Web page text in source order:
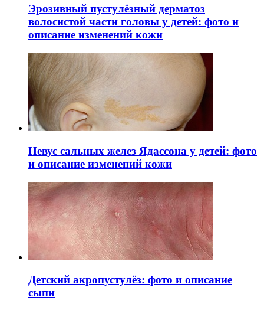
Эрозивный пустулёзный дерматоз
волосистой части головы у детей: фото и
описание изменений кожи
Невус сальных желез Ядассона у детей: фото
и описание изменений кожи
Детский акропустулёз: фото и описание
сыпи